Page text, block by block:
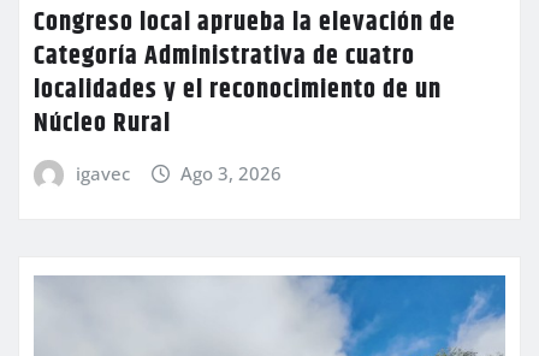
Congreso local aprueba la elevación de
Categoría Administrativa de cuatro
localidades y el reconocimiento de un
Núcleo Rural
igavec Ago 3, 2026